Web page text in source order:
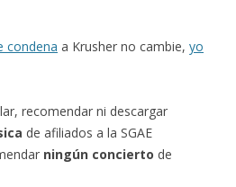
condena a Krusher no cambie, yo
recomendar ni descargar
de afiliados a la SGAE
ningún concierto de